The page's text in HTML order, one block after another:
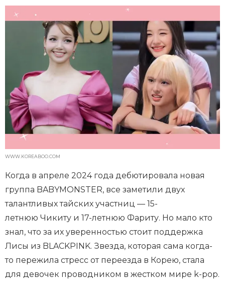
WWW.KOREABOO.COM
Когда в апреле 2024 года дебютировала новая
группа BABYMONSTER, все заметили двух
талантливых тайских участниц — 15-
летнюю Чикиту и 17-летнюю Фариту. Но мало кто
знал, что за их уверенностью стоит поддержка
Лисы из BLACKPINK. Звезда, которая сама когда-
то пережила стресс от переезда в Корею, стала
для девочек проводником в жестком мире k-pop.